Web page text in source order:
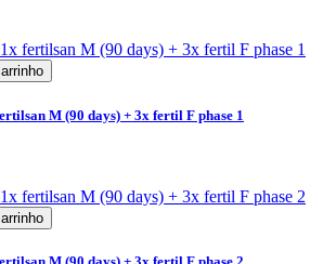
M (90 days) + 3x fertil F phase 1